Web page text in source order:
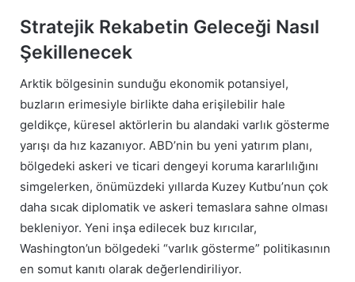
Stratejik Rekabetin Geleceği Nasıl
Şekillenecek
Arktik bölgesinin sunduğu ekonomik potansiyel,
buzların erimesiyle birlikte daha erişilebilir hale
geldikçe, küresel aktörlerin bu alandaki varlık gösterme
yarışı da hız kazanıyor. ABD’nin bu yeni yatırım planı,
bölgedeki askeri ve ticari dengeyi koruma kararlılığını
simgelerken, önümüzdeki yıllarda Kuzey Kutbu’nun çok
daha sıcak diplomatik ve askeri temaslara sahne olması
bekleniyor. Yeni inşa edilecek buz kırıcılar,
Washington’un bölgedeki “varlık gösterme” politikasının
en somut kanıtı olarak değerlendiriliyor.